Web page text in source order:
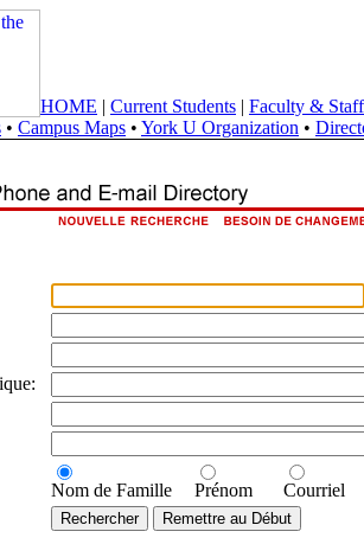
HOME | Current Students | Faculty & Staff
• Campus Maps • York U Organization •
Nom de Famille Prénom Courriel